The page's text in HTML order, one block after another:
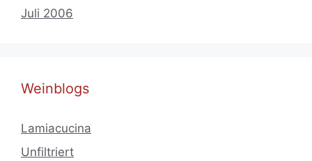
Juli 2006
Weinblogs
Lamiacucina
Unfiltriert